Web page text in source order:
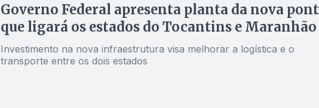
Governo Federal apresenta planta da nova
que ligará os estados do Tocantins e Maranhão
Investimento na nova infraestrutura visa melhorar a logística e o
transporte entre os dois estados